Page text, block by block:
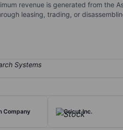
revenue is generated from the
leasing, trading, or
Company Cricut Inc.